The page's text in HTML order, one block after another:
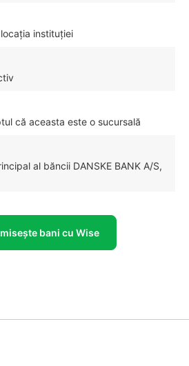
instituției
că aceasta este o sucursală
al băncii DANSKE BANK A/S,
bani cu Wise